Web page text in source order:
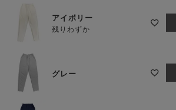
アイボリー
残りわずか
グレー